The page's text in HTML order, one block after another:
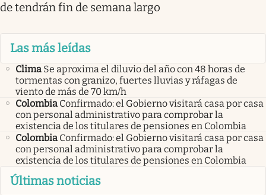
de tendrán fin de semana largo
Las más leídas
Clima Se aproxima el diluvio del año con 48 horas de
tormentas con granizo, fuertes lluvias y ráfagas de
viento de más de 70 km/h
Colombia Confirmado: el Gobierno visitará casa por casa
con personal administrativo para comprobar la
existencia de los titulares de pensiones en Colombia
Colombia Confirmado: el Gobierno visitará casa por casa
con personal administrativo para comprobar la
existencia de los titulares de pensiones en Colombia
Últimas noticias